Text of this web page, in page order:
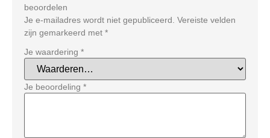
beoordelen
Je e-mailadres wordt niet gepubliceerd. Vereiste velden
zijn gemarkeerd met *
Je waardering *
Je beoordeling *